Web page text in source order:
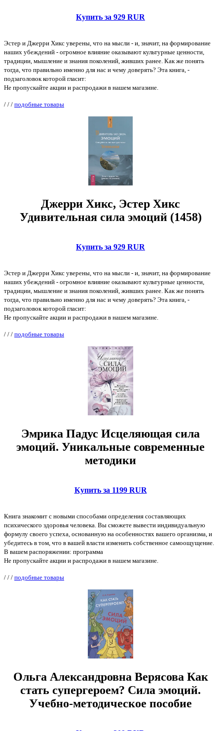
Купить за 929 RUR
Эстер и Джерри Хикс уверены, что на мысли - и, значит, на формирование
наших убеждений - огромное влияние оказывают культурные ценности,
традиции, мышление и знания поколений, живших ранее. Как же понять
тогда, что правильно именно для нас и чему доверять? Эта книга, -
подзаголовок которой гласит:
Не пропускайте акции и распродажи в нашем магазине.
/ / / подобные товары
Джерри Хикс, Эстер Хикс
Удивительная сила эмоций (1458)
Купить за 929 RUR
Эстер и Джерри Хикс уверены, что на мысли - и, значит, на формирование
наших убеждений - огромное влияние оказывают культурные ценности,
традиции, мышление и знания поколений, живших ранее. Как же понять
тогда, что правильно именно для нас и чему доверять? Эта книга, -
подзаголовок которой гласит:
Не пропускайте акции и распродажи в нашем магазине.
/ / / подобные товары
Эмрика Падус Исцеляющая сила
эмоций. Уникальные современные
методики
Купить за 1199 RUR
Книга знакомит с новыми способами определения составляющих
психического здоровья человека. Вы сможете вывести индивидуальную
формулу своего успеха, основанную на особенностях вашего организма, и
убедитесь в том, что в вашей власти изменить собственное самоощущение.
В вашем распоряжении: программа
Не пропускайте акции и распродажи в нашем магазине.
/ / / подобные товары
Ольга Александровна Верясова Как
стать супергероем? Сила эмоций.
Учебно-методическое пособие